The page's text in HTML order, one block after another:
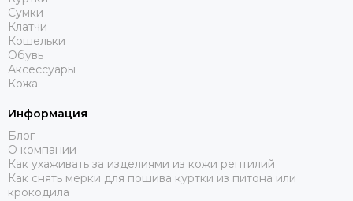
Сумки
Клатчи
Кошельки
Обувь
Аксессуары
Кожа
Информация
Блог
О компании
Как ухаживать за изделиями из кожи рептилий
Как снять мерки для пошива куртки из питона или
крокодила